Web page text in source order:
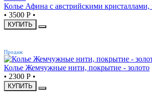
Колье Афина с австрийскими кристаллами,
• 3500 Р •
КУПИТЬ
Продаж
Колье Жемчужные нити, покрытие - золото
• 2300 Р •
КУПИТЬ